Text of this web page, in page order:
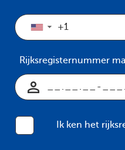
▼
Rijksregisternummer
Ik ken het